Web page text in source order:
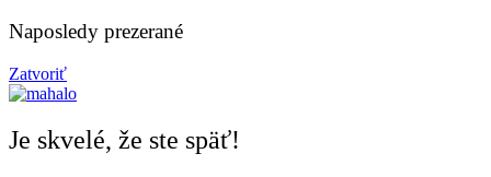
Naposledy prezerané
Zatvoriť
Je skvelé, že ste späť!